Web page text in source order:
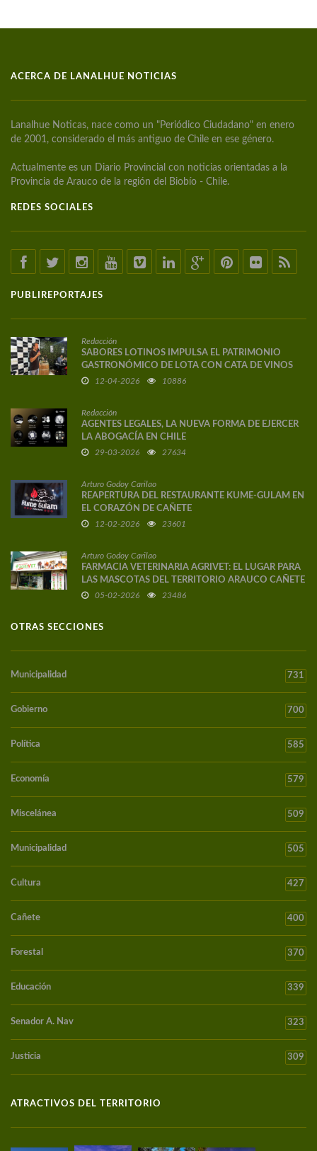
ACERCA DE LANALHUE NOTICIAS
Lanalhue Noticas, nace como un "Periódico Ciudadano" en enero
de 2001, considerado el más antiguo de Chile en ese género.
Actualmente es un Diario Provincial con noticias orientadas a la
Provincia de Arauco de la región del Biobío - Chile.
REDES SOCIALES
PUBLIREPORTAJES
Redacción
SABORES LOTINOS IMPULSA EL PATRIMONIO
GASTRONÓMICO DE LOTA CON CATA DE VINOS
DE AUTOR
12-04-2026 10886
Redacción
AGENTES LEGALES, LA NUEVA FORMA DE EJERCER
LA ABOGACÍA EN CHILE
29-03-2026 27634
Arturo Godoy Carilao
REAPERTURA DEL RESTAURANTE KUME-GULAM EN
EL CORAZÓN DE CAÑETE
12-02-2026 23601
Arturo Godoy Carilao
FARMACIA VETERINARIA AGRIVET: EL LUGAR PARA
LAS MASCOTAS DEL TERRITORIO ARAUCO CAÑETE
05-02-2026 23486
OTRAS SECCIONES
Municipalidad 731
Gobierno 700
Política 585
Economía 579
Miscelánea 509
Municipalidad 505
Cultura 427
Cañete 400
Forestal 370
Educación 339
Senador A. Nav 323
Justicia 309
ATRACTIVOS DEL TERRITORIO